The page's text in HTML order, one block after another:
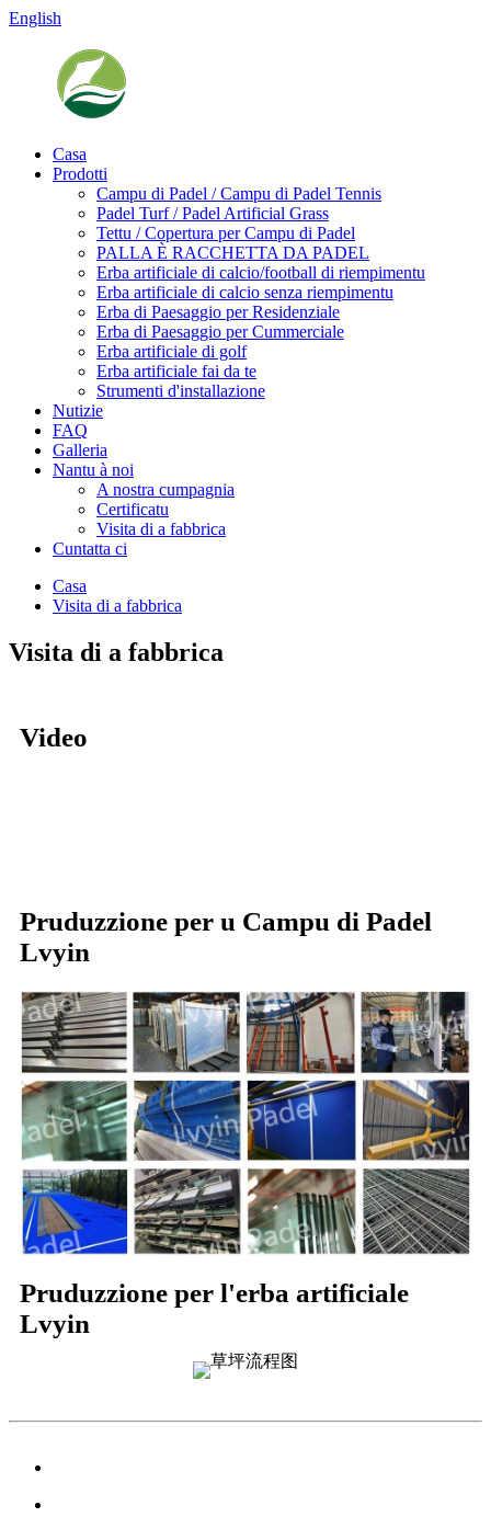
English
Casa
Prodotti
Campu di Padel / Campu di Padel Tennis
Padel Turf / Padel Artificial Grass
Tettu / Copertura per Campu di Padel
PALLA È RACCHETTA DA PADEL
Erba artificiale di calcio/football di riempimentu
Erba artificiale di calcio senza riempimentu
Erba di Paesaggio per Residenziale
Erba di Paesaggio per Cummerciale
Erba artificiale di golf
Erba artificiale fai da te
Strumenti d'installazione
Nutizie
FAQ
Galleria
Nantu à noi
A nostra cumpagnia
Certificatu
Visita di a fabbrica
Cuntatta ci
Casa
Visita di a fabbrica
Visita di a fabbrica
Video
Pruduzzione per u Campu di Padel
Lvyin
Pruduzzione per l'erba artificiale
Lvyin